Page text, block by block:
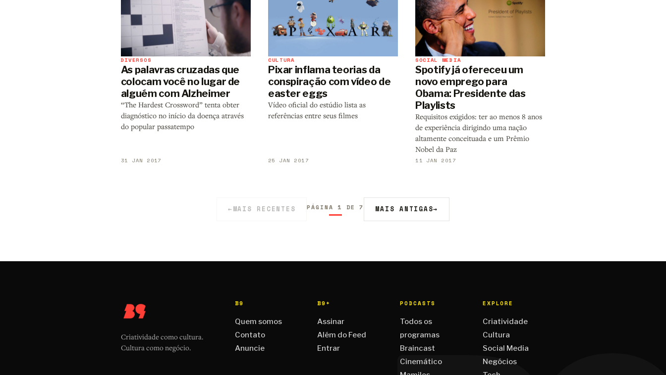
DIVERSOS
As palavras cruzadas que
colocam você no lugar de
alguém com Alzheimer
“The Hardest Crossword” tenta obter
diagnóstico no início da doença através
do popular passatempo
31 JAN 2017
CULTURA
Pixar inflama teorias da
conspiração com vídeo de
easter eggs
Vídeo oficial do estúdio lista as
referências entre seus filmes
25 JAN 2017
SOCIAL MEDIA
Spotify já ofereceu um
novo emprego para
Obama: Presidente das
Playlists
Requisitos exigidos: ter ao menos 8 anos
de experiência dirigindo uma nação
altamente conceituada e um Prêmio
Nobel da Paz
11 JAN 2017
←MAIS RECENTES PÁGINA 1 DE 7 MAIS ANTIGAS→
Criatividade como cultura.
Cultura como negócio.
B9
Quem somos
Contato
Anuncie
B9+
Assinar
Além do Feed
Entrar
PODCASTS
Todos os
programas
Braincast
Cinemático
EXPLORE
Criatividade
Cultura
Social Media
Negócios